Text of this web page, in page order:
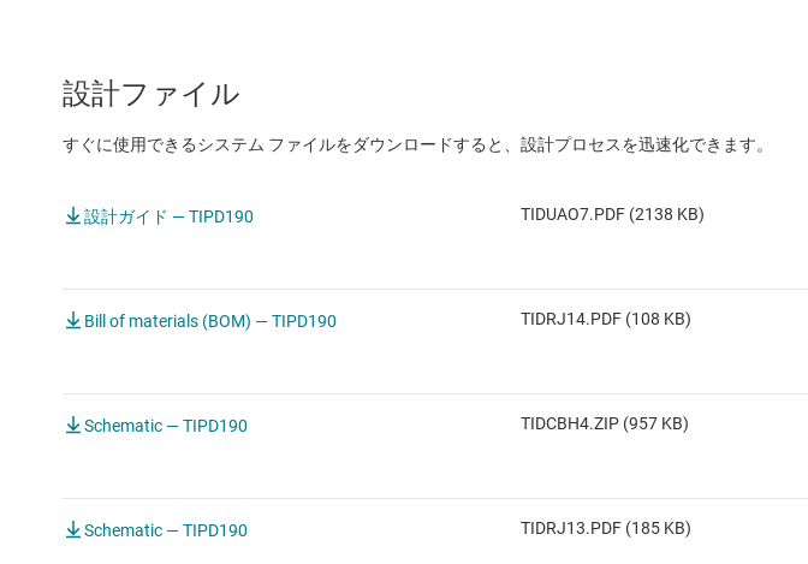
設計ファイル
すぐに使用できるシステム ファイルをダウンロードすると、設計プロセスを迅速化できます。
設計ガイド — TIPD190
TIDUAO7.PDF (2138 KB)
Bill of materials (BOM) — TIPD190
TIDRJ14.PDF (108 KB)
Schematic — TIPD190
TIDCBH4.ZIP (957 KB)
Schematic — TIPD190
TIDRJ13.PDF (185 KB)